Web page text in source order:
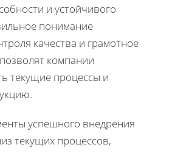
и устойчивого
понимание
качества и грамотное
компании
текущие процессы и
успешного внедрения
текущих процессов,